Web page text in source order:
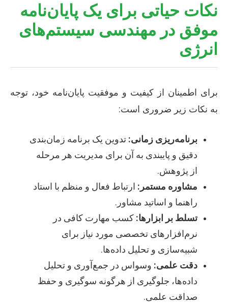
نکات حیاتی برای یک پایان‌نامه
موفق در مهندسی سیستم‌های
انرژی
برای اطمینان از کیفیت و موفقیت پایان‌نامه خود، توجه
به نکات زیر ضروری است:
برنامه‌ریزی زمانی: تدوین یک برنامه زمان‌بندی
دقیق و پایبندی به آن برای مدیریت هر مرحله
از پژوهش.
مشاوره مستمر: ارتباط فعال و منظم با استاد
راهنما و اساتید مشاور.
تسلط بر ابزارها: کسب مهارت کافی در
نرم‌افزارهای تخصصی مورد نیاز برای
شبیه‌سازی و تحلیل داده‌ها.
دقت علمی: وسواس در جمع‌آوری و تحلیل
داده‌ها، جلوگیری از هرگونه سوگیری و حفظ
صداقت علمی.